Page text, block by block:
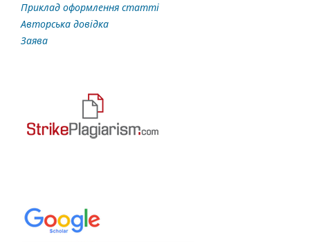
Приклад оформлення статті
Авторська довідка
Заява